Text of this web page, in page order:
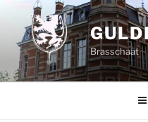
inhoud
Brasschaat